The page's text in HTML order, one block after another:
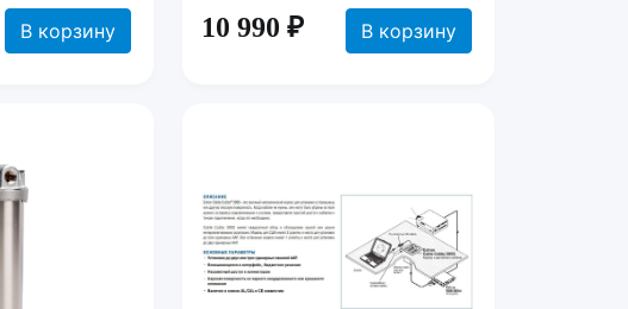
В корзину 10 990 ₽ В корзину